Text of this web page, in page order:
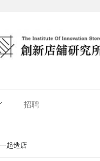
招聘
起造店